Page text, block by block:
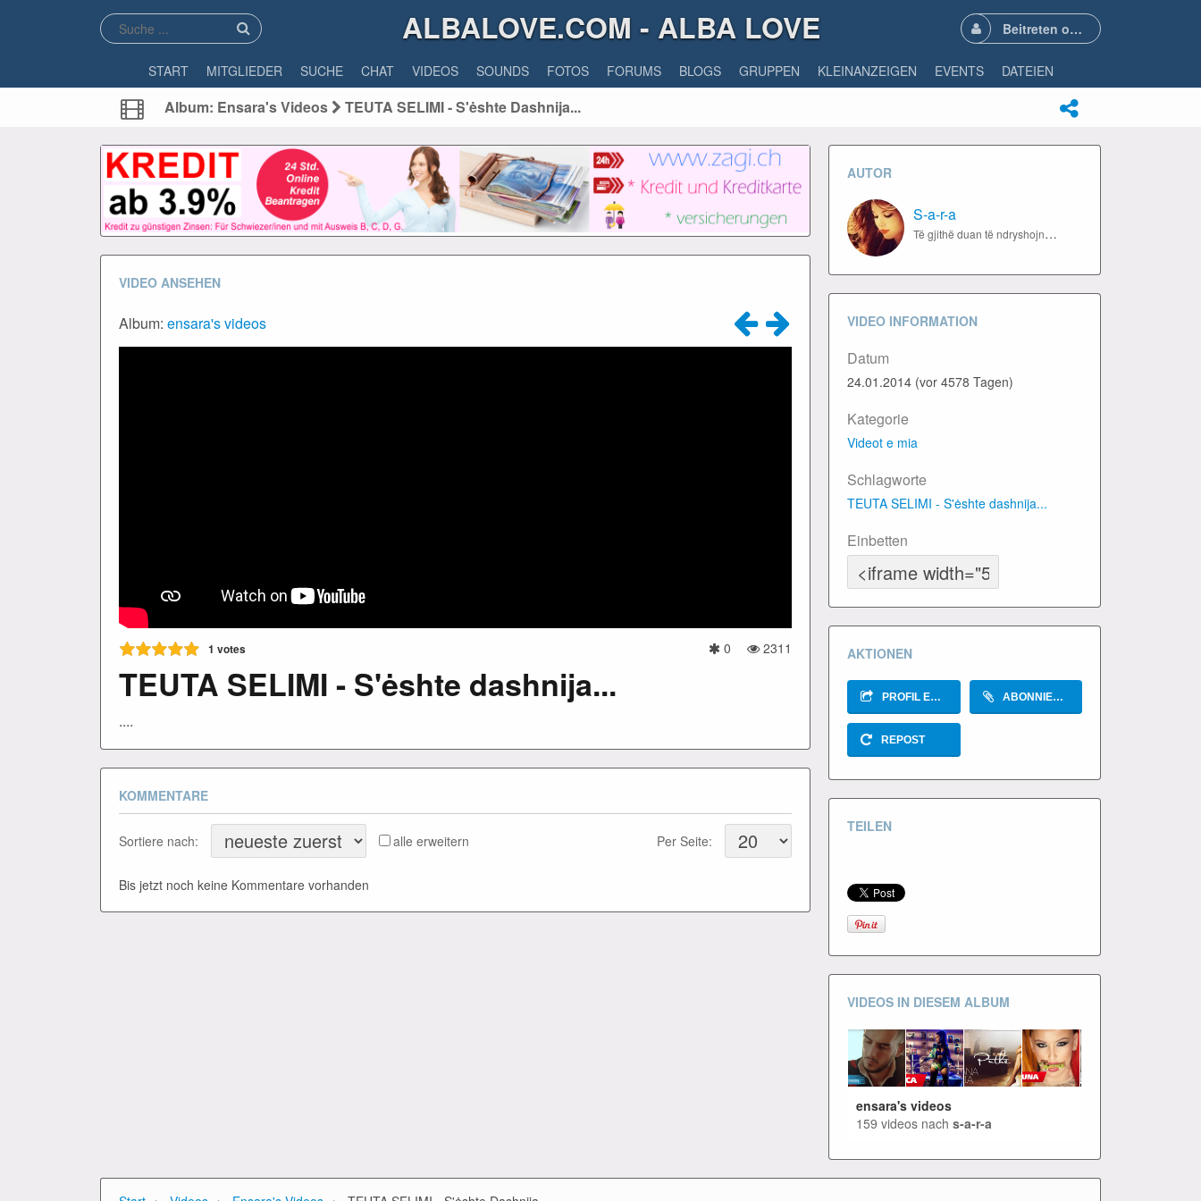
ALBALOVE.COM - ALBA LOVE Beitreten oder Anmelden
START MITGLIEDER SUCHE CHAT VIDEOS SOUNDS FOTOS FORUMS BLOGS GRUPPEN KLEINANZEIGEN EVENTS DATEIEN
Album: Ensara's Videos TEUTA SELIMI - S'ėshte Dashnija...
VIDEO ANSEHEN
Album: ensara's videos
1 votes 0 2311
TEUTA SELIMI - S'ėshte dashnija...
....
KOMMENTARE
Sortiere nach: alle erweitern Per Seite:
Bis jetzt noch keine Kommentare vorhanden
AUTOR
S-a-r-a
Të gjithë duan të ndryshojnë botën, por askush nuk dëshiron të ndryshojë veten
VIDEO INFORMATION
Datum
24.01.2014 (vor 4578 Tagen)
Kategorie
Videot e mia
Schlagworte
TEUTA SELIMI - S'ėshte dashnija...
Einbetten
AKTIONEN
PROFIL EMPFEHLEN ABONNIEREN
REPOST
TEILEN
VIDEOS IN DIESEM ALBUM
ensara's videos
159 videos nachs-a-r-a